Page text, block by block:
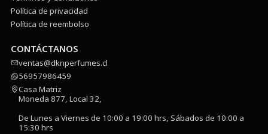
Política de privacidad
Política de reembolso
CONTÁCTANOS
ventas@dknperfumes.cl
56957986459
Casa Matriz
Moneda 877, Local 32,
De Lunes a Viernes de 10:00 a 19:00 hrs, Sábados de 10:00 a
15:30 hrs